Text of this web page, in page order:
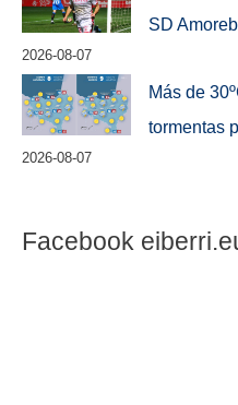
SD
2026-08-07
Más de
tormentas
2026-08-07
Facebook